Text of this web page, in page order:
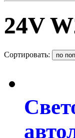
24V
Сортировать: